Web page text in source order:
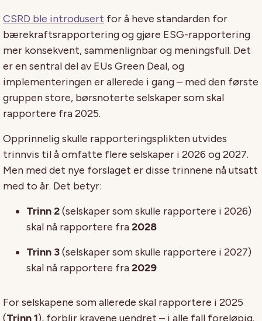
CSRD ble introdusert for å heve standarden for
bærekraftsrapportering og gjøre ESG-rapportering
mer konsekvent, sammenlignbar og meningsfull. Det
er en sentral del av EUs Green Deal, og
implementeringen er allerede i gang – med den første
gruppen store, børsnoterte selskaper som skal
rapportere fra 2025.
Opprinnelig skulle rapporteringsplikten utvides
trinnvis til å omfatte flere selskaper i 2026 og 2027.
Men med det nye forslaget er disse trinnene nå utsatt
med to år. Det betyr:
Trinn 2(selskaper som skulle rapportere i 2026)
skal nå rapportere fra2028
Trinn 3(selskaper som skulle rapportere i 2027)
skal nå rapportere fra2029
For selskapene som allerede skal rapportere i 2025
(Trinn 1), forblir kravene uendret – i alle fall foreløpig.